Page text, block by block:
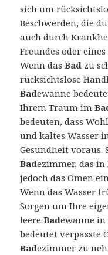
sich um
Beschwerden, die
auch durch
Freundes oder
Wenn dasBad zu
rücksichtslose
Badewanne
Ihrem Traum im
bedeuten, dass
und kaltes Wasser
Gesundheit voraus.
Badezimmer, das
jedoch das Omen
Wenn das Wasser
Sorgen um Ihre
leereBadewanne
bedeutet verpasste
Badezimmer zu